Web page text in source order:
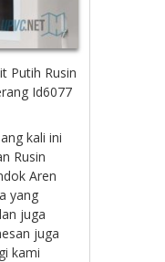
Putih Rusin
Id6077
kali ini
Rusin
Aren
yang
juga
juga
kami